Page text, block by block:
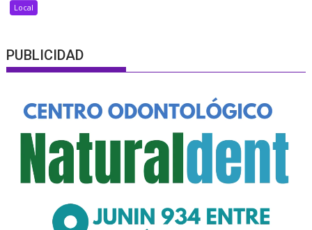
Local
PUBLICIDAD